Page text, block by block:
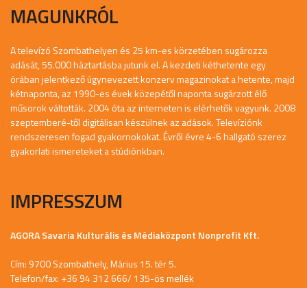
MAGUNKRÓL
A televízó Szombathelyen és 25 km-es körzetében sugározza
adását, 55.000 háztartásba jutunk el. A kezdeti kéthetente egy
órában jelentkező úgynevezett konzerv magazinokat a hetente, majd
kétnaponta, az 1990-es évek közepétől naponta sugárzott élő
műsorok váltották. 2004 óta az interneten is elérhetők vagyunk. 2008
szeptemberé-től digitálisan készülnek az adások. Televíziónk
rendszeresen fogad gyakornokokat. Évről évre 4-6 hallgató szerez
gyakorlati ismereteket a stúdiónkban.
IMPRESSZUM
AGORA Savaria Kulturális és Médiaközpont Nonprofit Kft.
Cím: 9700 Szombathely, Márius 15. tér 5.
Telefon/fax: +36 94 312 666/ 135-ös mellék